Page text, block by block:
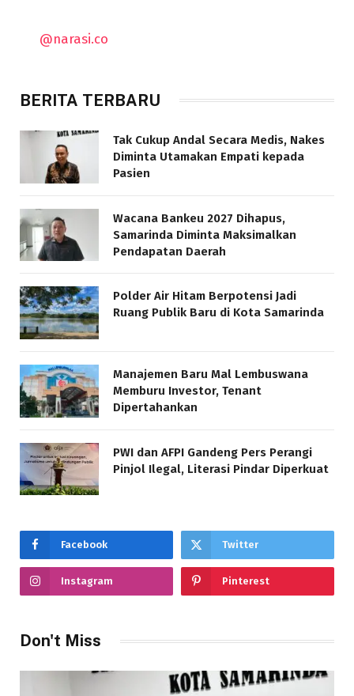
@narasi.co
BERITA TERBARU
Tak Cukup Andal Secara Medis, Nakes
Diminta Utamakan Empati kepada
Pasien
Wacana Bankeu 2027 Dihapus,
Samarinda Diminta Maksimalkan
Pendapatan Daerah
Polder Air Hitam Berpotensi Jadi
Ruang Publik Baru di Kota Samarinda
Manajemen Baru Mal Lembuswana
Memburu Investor, Tenant
Dipertahankan
PWI dan AFPI Gandeng Pers Perangi
Pinjol Ilegal, Literasi Pindar Diperkuat
Facebook Twitter
Instagram Pinterest
Don't Miss